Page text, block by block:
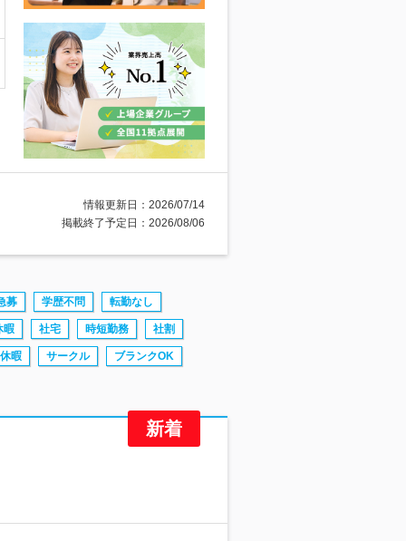
情報更新日：2026/07/14
掲載終了予定日：2026/08/06
募 学歴不問 転勤なし
暇 社宅 時短勤務 社割
暇 サークル ブランクOK